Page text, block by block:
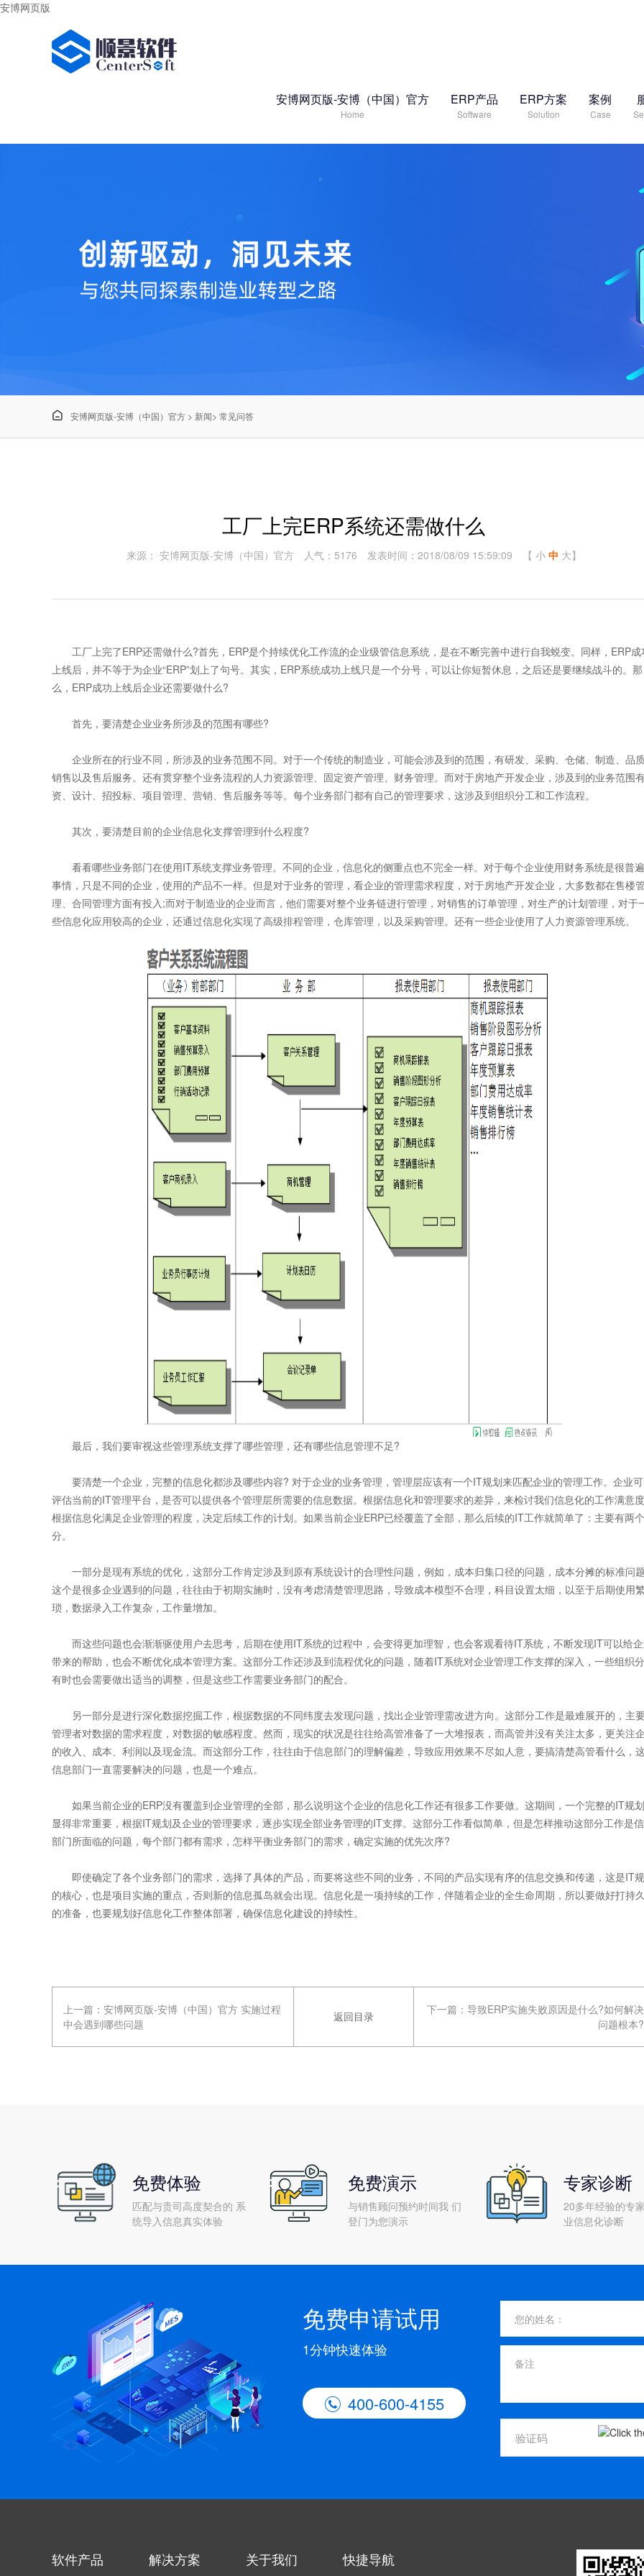
安博网页版
安博网页版-安博（中国）官方
Home
ERP产品
Software
ERP方案
Solution
案例
Case
 安博网页版-安博（中国）官方 > 新闻> 常见问答
工厂上完ERP系统还需做什么
来源： 安博网页版-安博（中国）官方 人气：5176 发表时间：2018/08/09 15:59:09 【 小 中 大】
工厂上完了ERP还需做什么?首先，ERP是个持续优化工作流的企业级管信息系统，是在不断完善中进行自我蜕变。同样，ERP成
上线后，并不等于为企业“ERP”划上了句号。其实，ERP系统成功上线只是一个分号，可以让你短暂休息，之后还是要继续战斗的。那
么，ERP成功上线后企业还需要做什么?
首先，要清楚企业业务所涉及的范围有哪些?
企业所在的行业不同，所涉及的业务范围不同。对于一个传统的制造业，可能会涉及到的范围，有研发、采购、仓储、制造、品质
销售以及售后服务。还有贯穿整个业务流程的人力资源管理、固定资产管理、财务管理。而对于房地产开发企业，涉及到的业务范围
资、设计、招投标、项目管理、营销、售后服务等等。每个业务部门都有自己的管理要求，这涉及到组织分工和工作流程。
其次，要清楚目前的企业信息化支撑管理到什么程度?
看看哪些业务部门在使用IT系统支撑业务管理。不同的企业，信息化的侧重点也不完全一样。对于每个企业使用财务系统是很普
事情，只是不同的企业，使用的产品不一样。但是对于业务的管理，看企业的管理需求程度，对于房地产开发企业，大多数都在售楼管
理、合同管理方面有投入;而对于制造业的企业而言，他们需要对整个业务链进行管理，对销售的订单管理，对生产的计划管理，对于
些信息化应用较高的企业，还通过信息化实现了高级排程管理，仓库管理，以及采购管理。还有一些企业使用了人力资源管理系统。
最后，我们要审视这些管理系统支撑了哪些管理，还有哪些信息管理不足?
要清楚一个企业，完整的信息化都涉及哪些内容? 对于企业的业务管理，管理层应该有一个IT规划来匹配企业的管理工作。企业
评估当前的IT管理平台，是否可以提供各个管理层所需要的信息数据。根据信息化和管理要求的差异，来检讨我们信息化的工作满意度
根据信息化满足企业管理的程度，决定后续工作的计划。如果当前企业ERP已经覆盖了全部，那么后续的IT工作就简单了：主要有两
分。
一部分是现有系统的优化，这部分工作肯定涉及到原有系统设计的合理性问题，例如，成本归集口径的问题，成本分摊的标准问题
这个是很多企业遇到的问题，往往由于初期实施时，没有考虑清楚管理思路，导致成本模型不合理，科目设置太细，以至于后期使用繁
琐，数据录入工作复杂，工作量增加。
而这些问题也会渐渐驱使用户去思考，后期在使用IT系统的过程中，会变得更加理智，也会客观看待IT系统，不断发现IT可以给
带来的帮助，也会不断优化成本管理方案。这部分工作还涉及到流程优化的问题，随着IT系统对企业管理工作支撑的深入，一些组织
有时也会需要做出适当的调整，但是这些工作需要业务部门的配合。
另一部分是进行深化数据挖掘工作，根据数据的不同纬度去发现问题，找出企业管理需改进方向。这部分工作是最难展开的，主
管理者对数据的需求程度，对数据的敏感程度。然而，现实的状况是往往给高管准备了一大堆报表，而高管并没有关注太多，更关注
的收入、成本、利润以及现金流。而这部分工作，往往由于信息部门的理解偏差，导致应用效果不尽如人意，要搞清楚高管看什么，
信息部门一直需要解决的问题，也是一个难点。
如果当前企业的ERP没有覆盖到企业管理的全部，那么说明这个企业的信息化工作还有很多工作要做。这期间，一个完整的IT规
显得非常重要，根据IT规划及企业的管理要求，逐步实现全部业务管理的IT支撑。这部分工作看似简单，但是怎样推动这部分工作是
部门所面临的问题，每个部门都有需求，怎样平衡业务部门的需求，确定实施的优先次序?
即使确定了各个业务部门的需求，选择了具体的产品，而要将这些不同的业务，不同的产品实现有序的信息交换和传递，这是IT
的核心，也是项目实施的重点，否则新的信息孤岛就会出现。信息化是一项持续的工作，伴随着企业的全生命周期，所以要做好打持
的准备，也要规划好信息化工作整体部署，确保信息化建设的持续性。
上一篇： 安博网页版-安博（中国）官方 实施过程
中会遇到哪些问题
返回目录 下一篇： 导致ERP实施失败原因是什么?如何解决
问题根本?
免费体验
匹配与贵司高度契合的 系
统导入信息真实体验
免费演示
与销售顾问预约时间我 们
登门为您演示
专家诊断
20多年经验的专
业信息化诊断
免费申请试用
1分钟快速体验
 400-600-4155
软件产品 解决方案 关于我们 快捷导航